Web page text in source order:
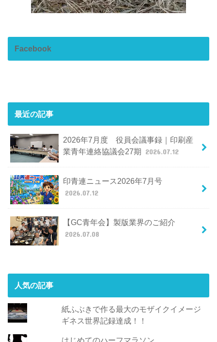
Facebook
最近の記事
2026年7月度 役員会議事録｜印刷産
業青年連絡協議会27期 2026.07.12
印青連ニュース2026年7月号
2026.07.12
【GC青年会】製版業界のご紹介
2026.07.08
人気の記事
紙ふぶきで作る最大のモザイクイメージ
ギネス世界記録達成！！
はじめてのハーフマラソン